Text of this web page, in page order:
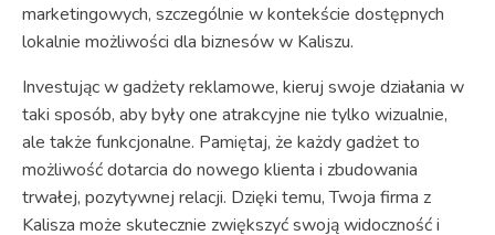
marketingowych, szczególnie w kontekście dostępnych
lokalnie możliwości dla biznesów w Kaliszu.
Investując w gadżety reklamowe, kieruj swoje działania w
taki sposób, aby były one atrakcyjne nie tylko wizualnie,
ale także funkcjonalne. Pamiętaj, że każdy gadżet to
możliwość dotarcia do nowego klienta i zbudowania
trwałej, pozytywnej relacji. Dzięki temu, Twoja firma z
Kalisza może skutecznie zwiększyć swoją widoczność i